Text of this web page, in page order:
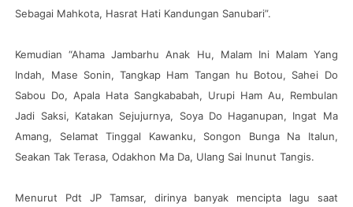
Sebagai Mahkota, Hasrat Hati Kandungan Sanubari”.
Kemudian “Ahama Jambarhu Anak Hu, Malam Ini Malam Yang
Indah, Mase Sonin, Tangkap Ham Tangan hu Botou, Sahei Do
Sabou Do, Apala Hata Sangkababah, Urupi Ham Au, Rembulan
Jadi Saksi, Katakan Sejujurnya, Soya Do Haganupan, Ingat Ma
Amang, Selamat Tinggal Kawanku, Songon Bunga Na Italun,
Seakan Tak Terasa, Odakhon Ma Da, Ulang Sai Inunut Tangis.
Menurut Pdt JP Tamsar, dirinya banyak mencipta lagu saat